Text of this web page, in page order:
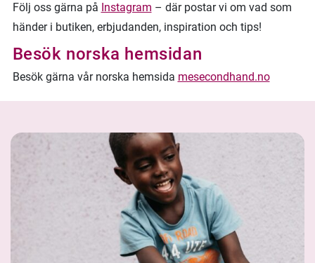
Följ oss gärna på Instagram – där postar vi om vad som
händer i butiken, erbjudanden, inspiration och tips!
Besök norska hemsidan
Besök gärna vår norska hemsida mesecondhand.no